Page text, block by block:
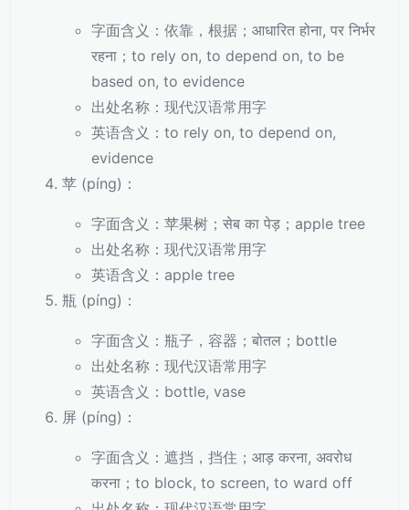
字面含义：依靠，根据；आधारित होना, पर निर्भर
रहना；to rely on, to depend on, to be
based on, to evidence
出处名称：现代汉语常用字
英语含义：to rely on, to depend on,
evidence
苹 (píng)：
字面含义：苹果树；सेब का पेड़；apple tree
出处名称：现代汉语常用字
英语含义：apple tree
瓶 (píng)：
字面含义：瓶子，容器；बोतल；bottle
出处名称：现代汉语常用字
英语含义：bottle, vase
屏 (píng)：
字面含义：遮挡，挡住；आड़ करना, अवरोध
करना；to block, to screen, to ward off